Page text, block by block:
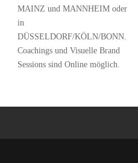
MAINZ und MANNHEIM oder
in
DÜSSELDORF/KÖLN/BONN.
Coachings und Visuelle Brand
Sessions sind Online möglich.